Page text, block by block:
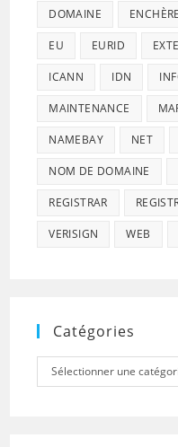
DOMAINE
EU EURID
ICANN IDN
MAINTENANCE
NAMEBAY NET
NOM DE DOMAINE
REGISTRAR
VERISIGN WEB
Catégories
Catégories
Sélectionner une